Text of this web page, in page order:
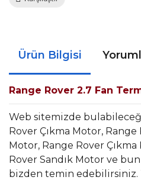
Ürün Bilgisi
Range Rover 2.7 Fan
Web sitemizde
Rover Çıkma Motor, Range
Motor, Range Rover
Rover Sandık Motor ve
bizden temin